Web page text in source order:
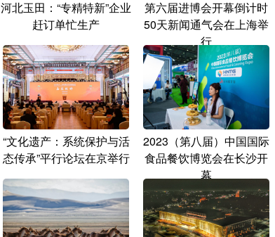
河北玉田：“专精特新”企业
赶订单忙生产
第六届进博会开幕倒计时
50天新闻通气会在上海举
行
“文化遗产：系统保护与活
态传承”平行论坛在京举行
2023（第八届）中国国际
食品餐饮博览会在长沙开
幕